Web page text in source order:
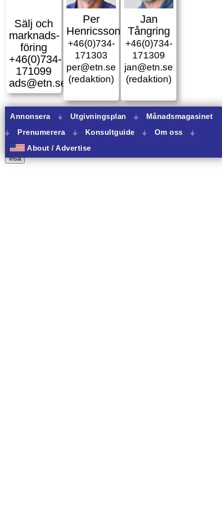
Sälj och
marknads­
föring
+46(0)734-
171099
ads@etn.se
Per
Henricsson
+46(0)734-
171303
per@etn.se
(redaktion)
Jan
Tångring
+46(0)734-
171309
jan@etn.se
(redaktion)
Annonsera ⏚ Utgivningsplan ⏚
Månadsmagasinet
⏚
Prenumerera ⏚ Konsultguide ⏚ Om oss
⏚
About / Advertise
10 banners varav 10 har onclick.